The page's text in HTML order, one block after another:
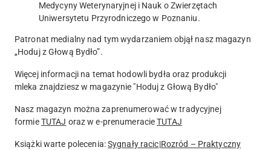
Medycyny Weterynaryjnej i Nauk o Zwierzętach
Uniwersytetu Przyrodniczego w Poznaniu.
Patronat medialny nad tym wydarzaniem objął nasz magazyn
„Hoduj z Głową Bydło”.
Więcej informacji na temat hodowli bydła oraz produkcji
mleka znajdziesz w magazynie "Hoduj z Głową Bydło"
Nasz magazyn można zaprenumerować w tradycyjnej
formieTUTAJ oraz we-prenumeracieTUTAJ
Książki warte polecenia:Sygnały racic|Rozród – Praktyczny